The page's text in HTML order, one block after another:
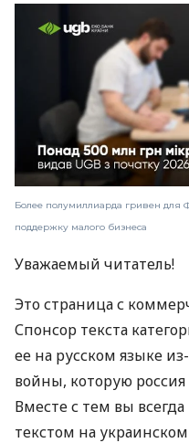
Более полумиллиарда гривен для
поддержку малого бизнеса
Уважаемый читатель!
Это страница с
Спонсор текста
ее на русском языке
войны, которую
Вместе с тем вы
текстом на